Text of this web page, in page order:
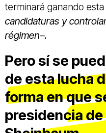
terminará ganando
candidaturas y
régimen–.
Pero sí se
de esta lucha
forma en que
presidencia de